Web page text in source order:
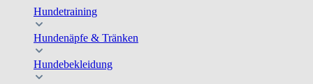
Hundetraining
Hundenäpfe & Tränken
Hundebekleidung